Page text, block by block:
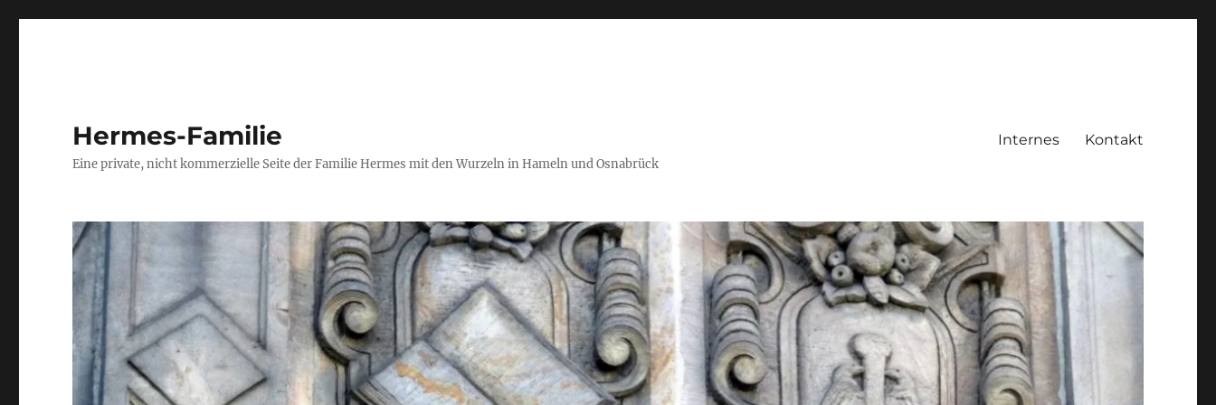
Hermes-Familie
Eine private, nicht kommerzielle Seite der Familie Hermes mit den Wurzeln in Hameln und Osnabrück
Internes Kontakt